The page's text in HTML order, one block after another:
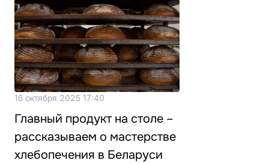
16 октября 2025 17:40
Главный продукт на столе –
рассказываем о мастерстве
хлебопечения в Беларуси